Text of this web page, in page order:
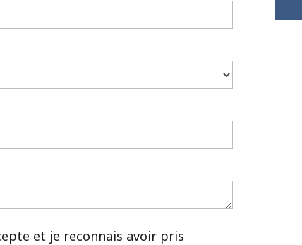
et je reconnais avoir pris